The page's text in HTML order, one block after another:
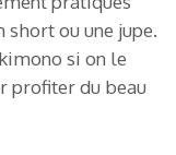
ou une jupe.
si on le
profiter du beau